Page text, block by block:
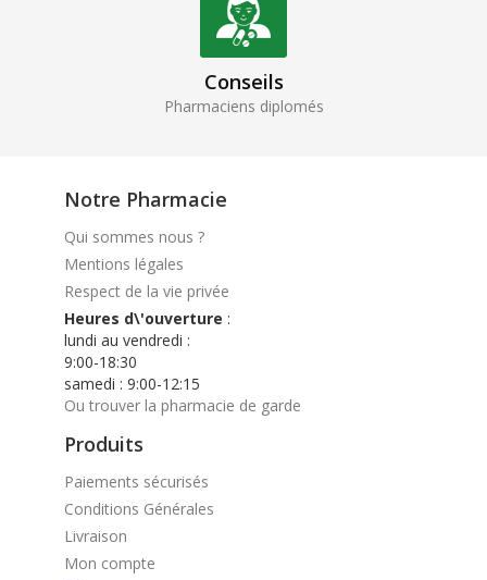
Conseils
Pharmaciens diplomés
Notre Pharmacie
Qui sommes nous ?
Mentions légales
Respect de la vie privée
Heures d\'ouverture :
lundi au vendredi :
9:00-18:30
samedi : 9:00-12:15
Ou trouver la pharmacie de garde
Produits
Paiements sécurisés
Conditions Générales
Livraison
Mon compte